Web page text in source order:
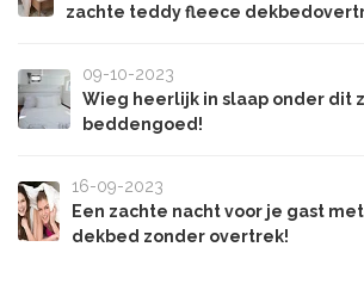
zachte teddy fleece
09-10-2023
Wieg heerlijk in slaap onder dit
beddengoed!
16-09-2023
Een zachte nacht voor je gast
dekbed zonder overtrek!